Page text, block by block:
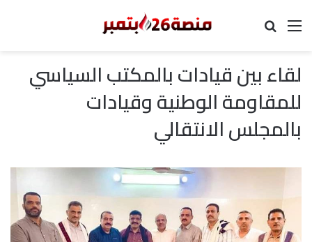
القائمة
لقاء بين قيادات بالمكتب السياسي
للمقاومة الوطنية وقيادات
بالمجلس الانتقالي